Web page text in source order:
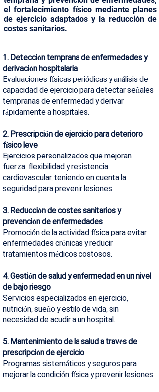
el fortalecimiento físico mediante planes
de ejercicio adaptados y la reducción de
costes sanitarios.
1. Detección temprana de enfermedades y
derivación hospitalaria
Evaluaciones físicas periódicas y análisis de
capacidad de ejercicio para detectar señales
tempranas de enfermedad y derivar
rápidamente a hospitales.
2. Prescripción de ejercicio para deterioro
físico leve
Ejercicios personalizados que mejoran
fuerza, flexibilidad y resistencia
cardiovascular, teniendo en cuenta la
seguridad para prevenir lesiones.
3. Reducción de costes sanitarios y
prevención de enfermedades
Promoción de la actividad física para evitar
enfermedades crónicas y reducir
tratamientos médicos costosos.
4. Gestión de salud y enfermedad en un nivel
de bajo riesgo
Servicios especializados en ejercicio,
nutrición, sueño y estilo de vida, sin
necesidad de acudir a un hospital.
5. Mantenimiento de la salud a través de
prescripción de ejercicio
Programas sistemáticos y seguros para
mejorar la condición física y prevenir lesiones.